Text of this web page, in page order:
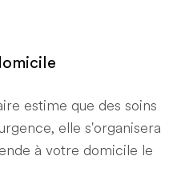
estime que des soins
elle s'organisera
à votre domicile le